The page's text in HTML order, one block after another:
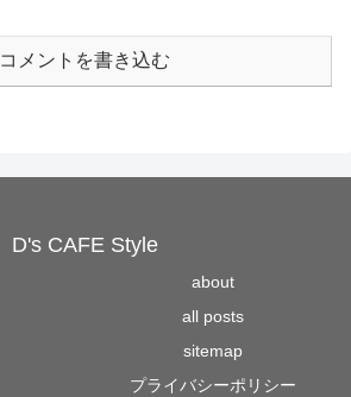
コメントを書き込む
D's CAFE Style
about
all posts
sitemap
プライバシーポリシー